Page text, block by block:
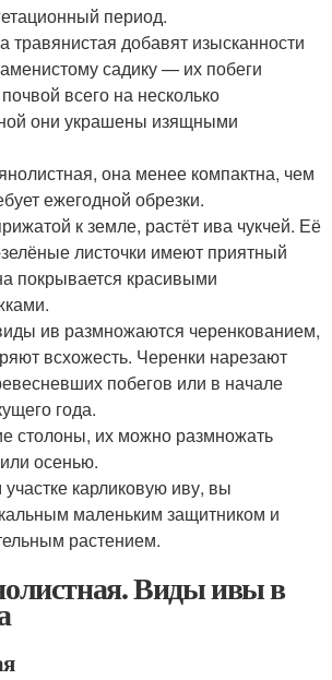
период.
травянистая добавят изысканности
садику — их побеги
всего на несколько
они украшены изящными
она менее компактна, чем
ежегодной обрезки.
к земле, растёт ива чукчей. Её
листочки имеют приятный
покрывается красивыми
ив размножаются черенкованием,
всхожесть. Черенки нарезают
побегов или в начале
года.
столоны, их можно размножать
осенью.
карликовую иву, вы
маленьким защитником и
растением.
Виды ивы в